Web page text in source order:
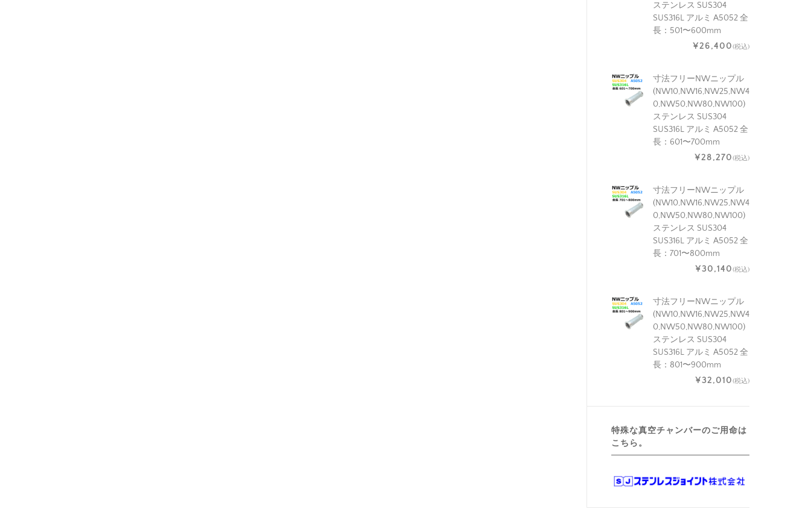
ステンレス SUS304
SUS316L アルミ A5052 全
長：501〜600mm
¥26,400(税込)
寸法フリーNWニップル
(NW10,NW16,NW25,NW4
0,NW50,NW80,NW100)
ステンレス SUS304
SUS316L アルミ A5052 全
長：601〜700mm
¥28,270(税込)
寸法フリーNWニップル
(NW10,NW16,NW25,NW4
0,NW50,NW80,NW100)
ステンレス SUS304
SUS316L アルミ A5052 全
長：701〜800mm
¥30,140(税込)
寸法フリーNWニップル
(NW10,NW16,NW25,NW4
0,NW50,NW80,NW100)
ステンレス SUS304
SUS316L アルミ A5052 全
長：801〜900mm
¥32,010(税込)
特殊な真空チャンバーのご用命は
こちら。